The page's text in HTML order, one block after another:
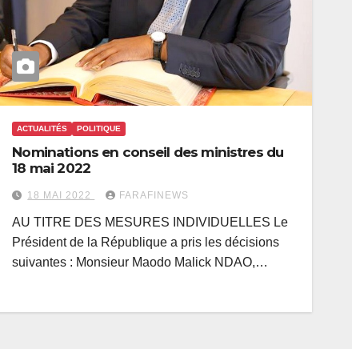
ACTUALITÉS POLITIQUE
Nominations en conseil des ministres du
18 mai 2022
18 MAI 2022 FARAFINEWS
AU TITRE DES MESURES INDIVIDUELLES Le
Président de la République a pris les décisions
suivantes : Monsieur Maodo Malick NDAO,…